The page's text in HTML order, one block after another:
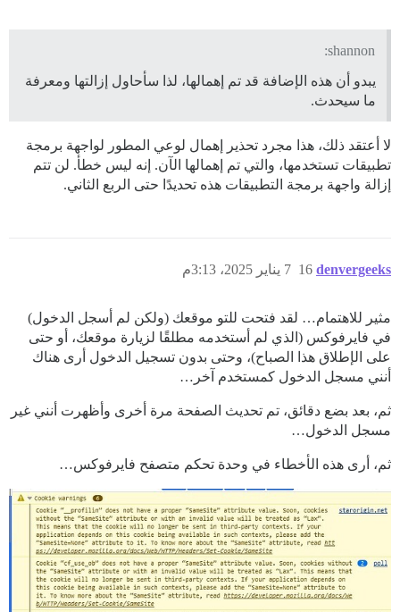
shannon:
يبدو أن هذه الإضافة قد تم إهمالها، لذا سأحاول إزالتها ومعرفة
ما سيحدث.
لا أعتقد ذلك، هذا مجرد تحذير إهمال لوعي المطور لواجهة برمجة
تطبيقات تستخدمها، والتي تم إهمالها الآن. إنه ليس خطأ. لن تتم
إزالة واجهة برمجة التطبيقات هذه تحديدًا حتى الربع الثاني.
denvergeeks 7 يناير 2025، 3:13م 16
مثير للاهتمام… لقد فتحت للتو موقعك (ولكن لم أسجل الدخول)
في فايرفوكس (الذي لم أستخدمه مطلقًا لزيارة موقعك، أو حتى
على الإطلاق هذا الصباح)، وحتى بدون تسجيل الدخول أرى هناك
أنني مسجل الدخول كمستخدم آخر…
ثم، بعد بضع دقائق، تم تحديث الصفحة مرة أخرى وأظهرت أنني غير
مسجل الدخول…
ثم، أرى هذه الأخطاء في وحدة تحكم متصفح فايرفوكس…